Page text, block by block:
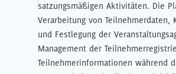
satzungsmäßigen Aktivitäten. Die
Verarbeitung von
und Festlegung der
Management der
Teilnehmerinformationen während